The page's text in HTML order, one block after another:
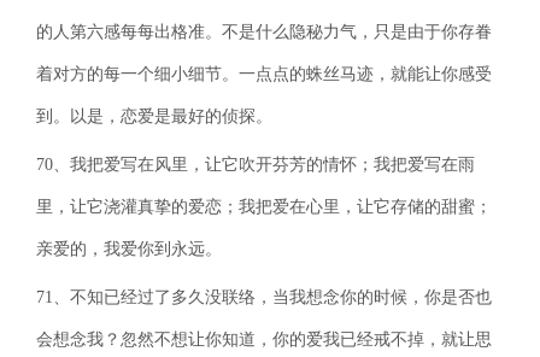
的人第六感每每出格准。不是什么隐秘力气，只是由于你存眷
着对方的每一个细小细节。一点点的蛛丝马迹，就能让你感受
到。以是，恋爱是最好的侦探。
70、我把爱写在风里，让它吹开芬芳的情怀；我把爱写在雨
里，让它浇灌真挚的爱恋；我把爱在心里，让它存储的甜蜜；
亲爱的，我爱你到永远。
71、不知已经过了多久没联络，当我想念你的时候，你是否也
会想念我？忽然不想让你知道，你的爱我已经戒不掉，就让思